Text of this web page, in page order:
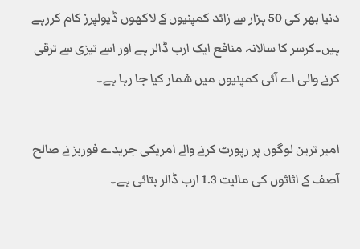
دنیا بھر کی 50 ہزار سے زائد کمپنیوں کے لاکھوں ڈیولپرز کام کررہے
ہیں۔کرسر کا سالانہ منافع ایک ارب ڈالر ہے اور اسے تیزی سے ترقی
کرنے والی اے آئی کمپنیوں میں شمار کیا جا رہا ہے۔
امیر ترین لوگوں پر رپورٹ کرنے والے امریکی جریدے فوربز نے صالح
آصف کے اثاثوں کی مالیت 1.3 ارب ڈالر بتائی ہے۔